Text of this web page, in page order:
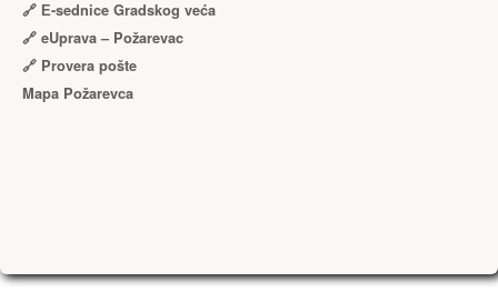
🔗 Е-sednice Gradskog veća
🔗 eUprava – Požarevac
🔗 Provera pošte
Mapa Požarevca